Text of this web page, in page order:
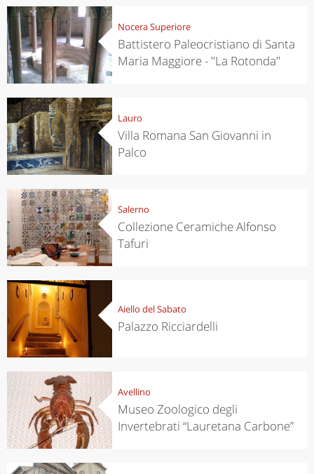
Nocera Superiore
Battistero Paleocristiano di Santa
Maria Maggiore - "La Rotonda"
Lauro
Villa Romana San Giovanni in
Palco
Salerno
Collezione Ceramiche Alfonso
Tafuri
Aiello del Sabato
Palazzo Ricciardelli
Avellino
Museo Zoologico degli
Invertebrati “Lauretana Carbone”